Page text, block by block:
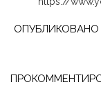
ОПУБЛИКОВАНО